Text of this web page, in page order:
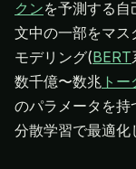
クンを予測する
文中の一部をマ
モデリング(BERT
数千億〜数兆 ト
のパラメータを
分散学習で最適化